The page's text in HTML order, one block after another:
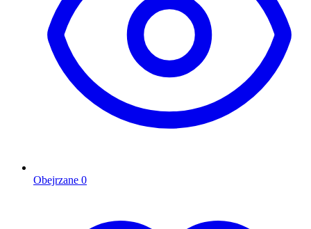
Obejrzane 0